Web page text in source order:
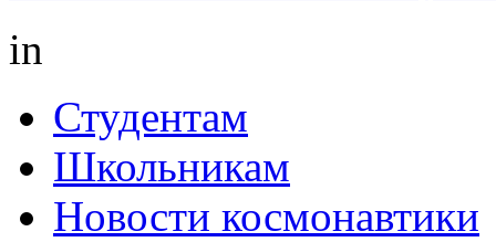
in
Студентам
Школьникам
Новости космонавтики